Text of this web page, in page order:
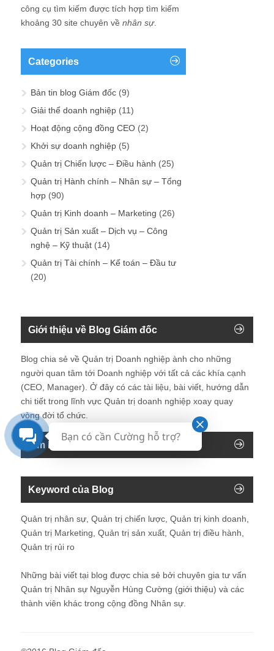
công cụ tìm kiếm được tích hợp tìm kiếm
khoảng 30 site chuyên về nhân sự.
Categories
Bản tin blog Giám đốc (9)
Giải thể doanh nghiệp (11)
Hoạt động cộng đồng CEO (2)
Khởi sự doanh nghiệp (5)
Quản trị Chiến lược – Điều hành (25)
Quản trị Hành chính – Nhân sự – Tổng
hợp (90)
Quản trị Kinh doanh – Marketing (26)
Quản trị Sản xuất – Dịch vụ – Công
nghệ – Kỹ thuật (14)
Quản trị Tài chính – Kế toán – Đầu tư
(20)
Giới thiệu về Blog Giám đốc
Blog chia sẻ về Quản trị Doanh nghiệp ành cho những
người quan tâm tới Doanh nghiệp với tất cả các khía cạnh
(CEO, Manager). Ở đây có các tài liệu, bài viết, hướng dẫn
chi tiết trong lĩnh vực Quản trị doanh nghiệp xoay quay
vòng đời tổ chức.
Tìm kiếm trên blog
Keyword của Blog
Quản trị nhân sự, Quản trị chiến lược, Quản trị kinh doanh,
Quản trị Marketing, Quản trị sản xuất, Quản trị điều hành,
Quản trị rủi ro
Những bài viết tại blog được chia sẻ bởi chuyên gia tư vấn
Quản trị Nhân sự Nguyễn Hùng Cường (giới thiệu) và các
thành viên khác trong cộng đồng Nhân sự.
Bạn có cần Cường hỗ trợ?